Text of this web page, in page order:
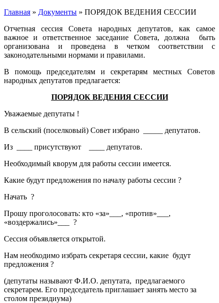
Главная » Документы » ПОРЯДОК ВЕДЕНИЯ СЕССИИ
Отчетная сессия Совета народных депутатов, как самое
важное и ответственное заседание Совета, должна быть
организована и проведена в четком соответствии с
законодательными нормами и правилами.
В помощь председателям и секретарям местных Советов
народных депутатов предлагается:
ПОРЯДОК ВЕДЕНИЯ СЕССИИ
Уважаемые депутаты !
В сельский (поселковый) Совет избрано _____ депутатов.
Из ____ присутствуют ____ депутатов.
Необходимый кворум для работы сессии имеется.
Какие будут предложения по началу работы сессии ?
Начать ?
Прошу проголосовать: кто «за»___, «против»___,
«воздержались»___ ?
Сессия объявляется открытой.
Нам необходимо избрать секретаря сессии, какие будут
предложения ?
(депутаты называют Ф.И.О. депутата, предлагаемого
секретарем. Его председатель приглашает занять место за
столом президиума)